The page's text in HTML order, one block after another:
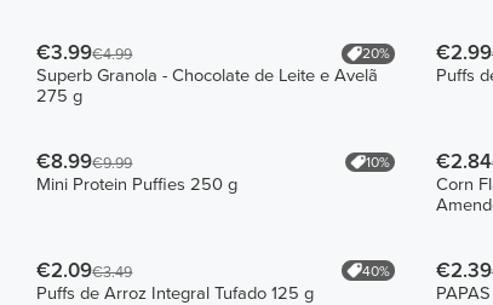
€3.99€4.99 20%
Superb Granola - Chocolate de Leite e Avelã
275 g
€2.99
Puffs
€8.99€9.99 10%
Mini Protein Puffies 250 g
€2.84
Corn
€2.09€3.49 40%
Puffs de Arroz Integral Tufado 125 g
€2.39